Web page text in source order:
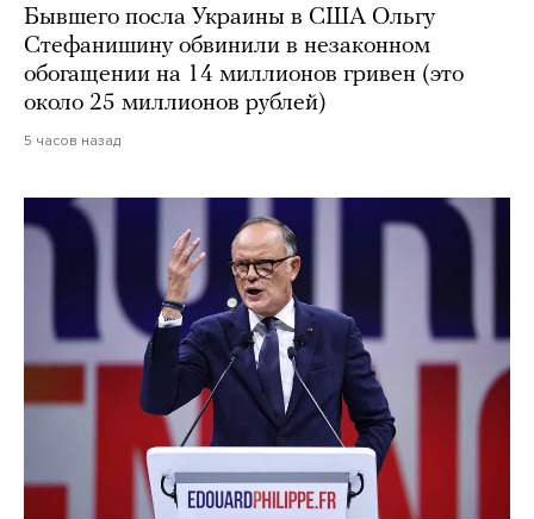
Бывшего посла Украины в США Ольгу
Стефанишину обвинили в незаконном
обогащении на 14 миллионов гривен (это
около 25 миллионов рублей)
5 часов назад